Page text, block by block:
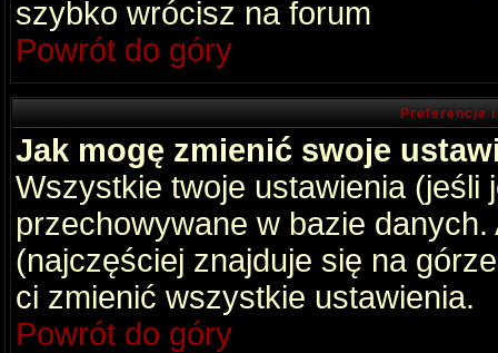
szybko wrócisz na forum
Powrót do góry
Preferencje
Jak mogę zmienić swoje
Wszystkie twoje ustawienia (jeśli
przechowywane w bazie
(najczęściej znajduje się na
ci zmienić wszystkie ustawienia.
Powrót do góry